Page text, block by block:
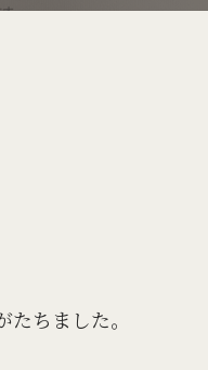
ちました。